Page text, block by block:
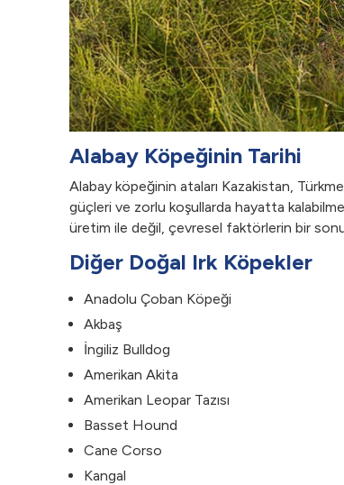
Alabay Köpeğinin Tarihi
Alabay köpeğinin ataları Kazakistan,
güçleri ve zorlu koşullarda hayatta kalabilme
üretim ile değil, çevresel faktörlerin bir
Diğer Doğal Irk Köpekler
Anadolu Çoban Köpeği
Akbaş
İngiliz Bulldog
Amerikan Akita
Amerikan Leopar Tazısı
Basset Hound
Cane Corso
Kangal